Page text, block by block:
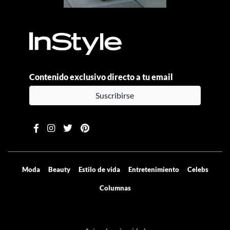
Contenido exclusivo directo a tu email
Suscribirse
Moda Beauty Estilo de vida Entretenimiento Celebs
Columnas